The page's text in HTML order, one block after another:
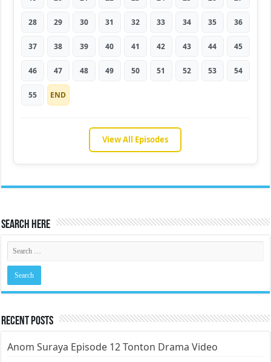
28 29 30 31 32 33 34 35 36
37 38 39 40 41 42 43 44 45
46 47 48 49 50 51 52 53 54
55 END
View All Episodes
Search Here
Recent Posts
Anom Suraya Episode 12 Tonton Drama Video